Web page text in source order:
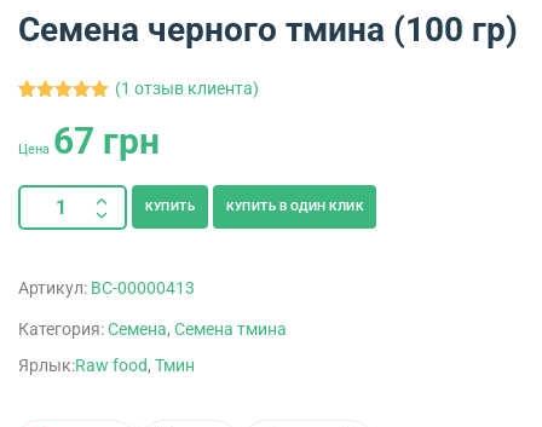
Семена черного тмина (100 гр)
5.00из 5
на основе
пользователя
(1 отзыв клиента)
Цена 67 грн
КУПИТЬ КУПИТЬ В ОДИН КЛИК
Артикул: ВС-00000413
Категория:Семена, Семена тмина
Ярлык:Raw food, Тмин